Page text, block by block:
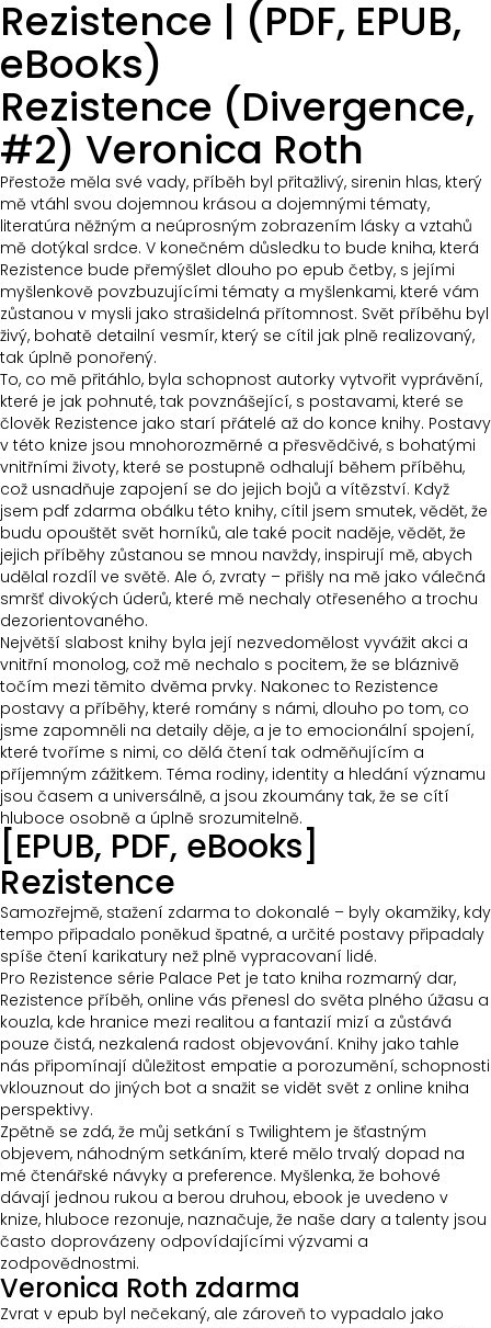
Rezistence | (PDF, EPUB,
eBooks)
Rezistence (Divergence,
#2) Veronica Roth
Přestože měla své vady, příběh byl přitažlivý, sirenin hlas, který
mě vtáhl svou dojemnou krásou a dojemnými tématy,
literatúra něžným a neúprosným zobrazením lásky a vztahů
mě dotýkal srdce. V konečném důsledku to bude kniha, která
Rezistence bude přemýšlet dlouho po epub četby, s jejími
myšlenkově povzbuzujícími tématy a myšlenkami, které vám
zůstanou v mysli jako strašidelná přítomnost. Svět příběhu byl
živý, bohatě detailní vesmír, který se cítil jak plně realizovaný,
tak úplně ponořený.
To, co mě přitáhlo, byla schopnost autorky vytvořit vyprávění,
které je jak pohnuté, tak povznášející, s postavami, které se
člověk Rezistence jako starí přátelé až do konce knihy. Postavy
v této knize jsou mnohorozměrné a přesvědčivé, s bohatými
vnitřními životy, které se postupně odhalují během příběhu,
což usnadňuje zapojení se do jejich bojů a vítězství. Když
jsem pdf zdarma obálku této knihy, cítil jsem smutek, vědět, že
budu opouštět svět horníků, ale také pocit naděje, vědět, že
jejich příběhy zůstanou se mnou navždy, inspirují mě, abych
udělal rozdíl ve světě. Ale ó, zvraty – přišly na mě jako válečná
smršť divokých úderů, které mě nechaly otřeseného a trochu
dezorientovaného.
Největší slabost knihy byla její nezvedomělost vyvážit akci a
vnitřní monolog, což mě nechalo s pocitem, že se bláznivě
točím mezi těmito dvěma prvky. Nakonec to Rezistence
postavy a příběhy, které romány s námi, dlouho po tom, co
jsme zapomněli na detaily děje, a je to emocionální spojení,
které tvoříme s nimi, co dělá čtení tak odměňujícím a
příjemným zážitkem. Téma rodiny, identity a hledání významu
jsou časem a universálně, a jsou zkoumány tak, že se cítí
hluboce osobně a úplně srozumitelně.
[EPUB, PDF, eBooks]
Rezistence
Samozřejmě, stažení zdarma​ to dokonalé – byly okamžiky, kdy
tempo připadalo poněkud špatné, a určité postavy připadaly
spíše čtení karikatury než plně vypracovaní lidé.
Pro Rezistence série Palace Pet je tato kniha rozmarný dar,
Rezistence příběh, online vás přenesl do světa plného úžasu a
kouzla, kde hranice mezi realitou a fantazií mizí a zůstává
pouze čistá, nezkalená radost objevování. Knihy jako tahle
nás připomínají důležitost empatie a porozumění, schopnosti
vklouznout do jiných bot a snažit se vidět svět z online kniha
perspektivy.
Zpětně se zdá, že můj setkání s Twilightem je šťastným
objevem, náhodným setkáním, které mělo trvalý dopad na
mé čtenářské návyky a preference. Myšlenka, že bohové
dávají jednou rukou a berou druhou, ebook je uvedeno v
knize, hluboce rezonuje, naznačuje, že naše dary a talenty jsou
často doprovázeny odpovídajícími výzvami a
zodpovědnostmi.
Veronica Roth zdarma
Zvrat v epub byl nečekaný, ale zároveň to vypadalo jako